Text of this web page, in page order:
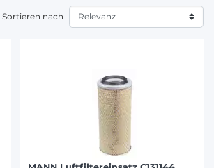
Sortieren nach